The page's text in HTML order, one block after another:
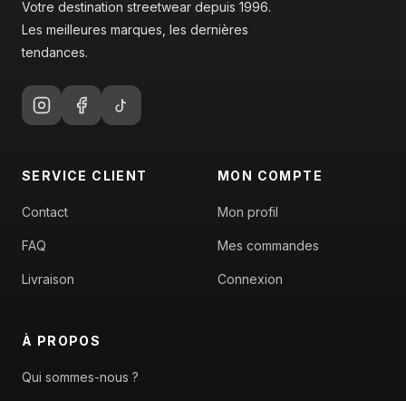
Votre destination streetwear depuis 1996.
Les meilleures marques, les dernières
tendances.
SERVICE CLIENT
Contact
FAQ
Livraison
MON COMPTE
Mon profil
Mes commandes
Connexion
À PROPOS
Qui sommes-nous ?